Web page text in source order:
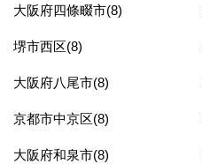
大阪府四條畷市(8)
堺市西区(8)
大阪府八尾市(8)
京都市中京区(8)
大阪府和泉市(8)